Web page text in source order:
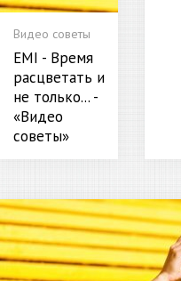
Видео советы
EMI - Время
расцветать и
не только... -
«Видео
советы»